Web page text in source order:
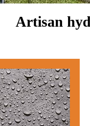
Artisan